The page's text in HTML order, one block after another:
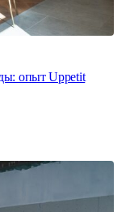
опыт Uppetit